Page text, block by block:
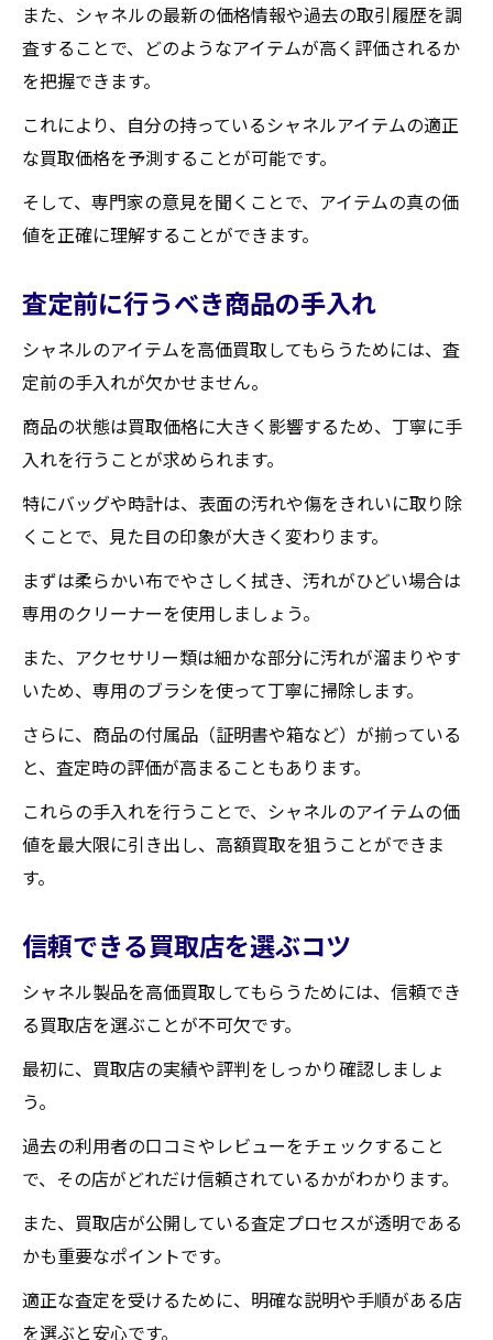
地元イベントへの参加とその効果
地域密着型サービスの未来展望
シャネルのウォッチを高価買取してもらうため
の準備と手順
ウォッチの市場価値を調べる方法
査定前に行うべき手入れとメンテナンス
付属品の有無が査定に与える影響
買取手続きの流れと所要時間
高価買取のコツとアドバイス
買取大吉セラビ白石店が提供するシャネル買取
の安心ポイント
プロの査定士が在籍
透明な買取プロセス
顧客対応の丁寧さ
充実したアフターサービス
査定額の納得感
他店との違いと優位性
シャネルのアクセサリーを高額買取するための
秘訣
アクセサリーの価値を高める方法
定期的なクリーニングの必要性
買取大吉セラビ白石店のアクセサリー査定
の流れ
宮城県のシャネル買取市場におけるセラビ白石
セラビ白石店の市場シェア
顧客からの評価と口コミ
独自のサービスとその魅力
今後の展望と成長戦略
買取大吉セラビ白石店
また、シャネルの最新の価格情報や過去の取引履歴を調
査することで、どのようなアイテムが高く評価されるか
を把握できます。
これにより、自分の持っているシャネルアイテムの適正
な買取価格を予測することが可能です。
そして、専門家の意見を聞くことで、アイテムの真の価
値を正確に理解することができます。
査定前に行うべき商品の手入れ
シャネルのアイテムを高価買取してもらうためには、査
定前の手入れが欠かせません。
商品の状態は買取価格に大きく影響するため、丁寧に手
入れを行うことが求められます。
特にバッグや時計は、表面の汚れや傷をきれいに取り除
くことで、見た目の印象が大きく変わります。
まずは柔らかい布でやさしく拭き、汚れがひどい場合は
専用のクリーナーを使用しましょう。
また、アクセサリー類は細かな部分に汚れが溜まりやす
いため、専用のブラシを使って丁寧に掃除します。
さらに、商品の付属品（証明書や箱など）が揃っている
と、査定時の評価が高まることもあります。
これらの手入れを行うことで、シャネルのアイテムの価
値を最大限に引き出し、高額買取を狙うことができま
す。
信頼できる買取店を選ぶコツ
シャネル製品を高価買取してもらうためには、信頼でき
る買取店を選ぶことが不可欠です。
最初に、買取店の実績や評判をしっかり確認しましょ
う。
過去の利用者の口コミやレビューをチェックすること
で、その店がどれだけ信頼されているかがわかります。
また、買取店が公開している査定プロセスが透明である
かも重要なポイントです。
適正な査定を受けるために、明確な説明や手順がある店
を選ぶと安心です。